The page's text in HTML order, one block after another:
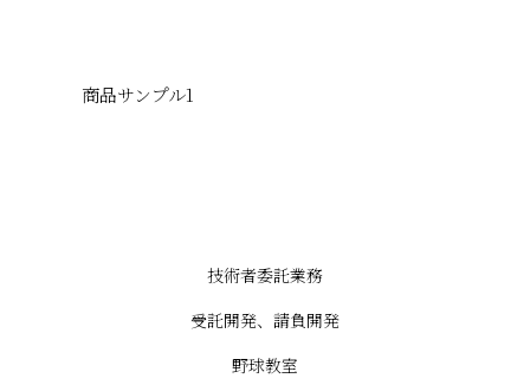
商品サンプル1
技術者委託業務
受託開発、請負開発
野球教室